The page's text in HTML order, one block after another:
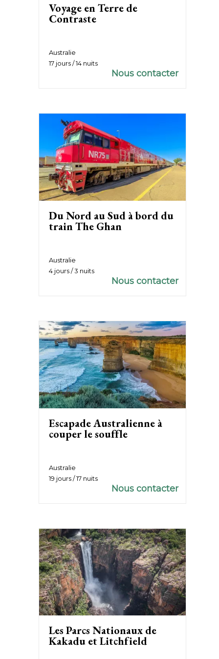
Voyage en Terre de
Contraste
Australie
17 jours / 14 nuits
Nous contacter
Du Nord au Sud à bord du
train The Ghan
Australie
4 jours / 3 nuits
Nous contacter
Escapade Australienne à
couper le souffle
Australie
19 jours / 17 nuits
Nous contacter
Les Parcs Nationaux de
Kakadu et Litchfield